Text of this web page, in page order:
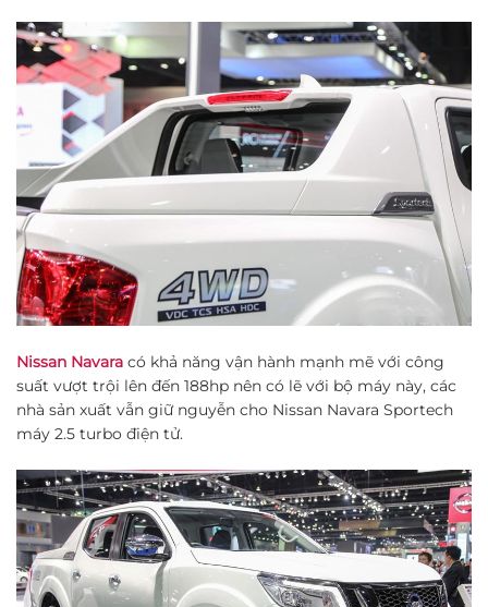
Nissan Navara có khả năng vận hành mạnh mẽ với công
suất vượt trội lên đến 188hp nên có lẽ với bộ máy này, các
nhà sản xuất vẫn giữ nguyễn cho Nissan Navara Sportech
máy 2.5 turbo điện tử.